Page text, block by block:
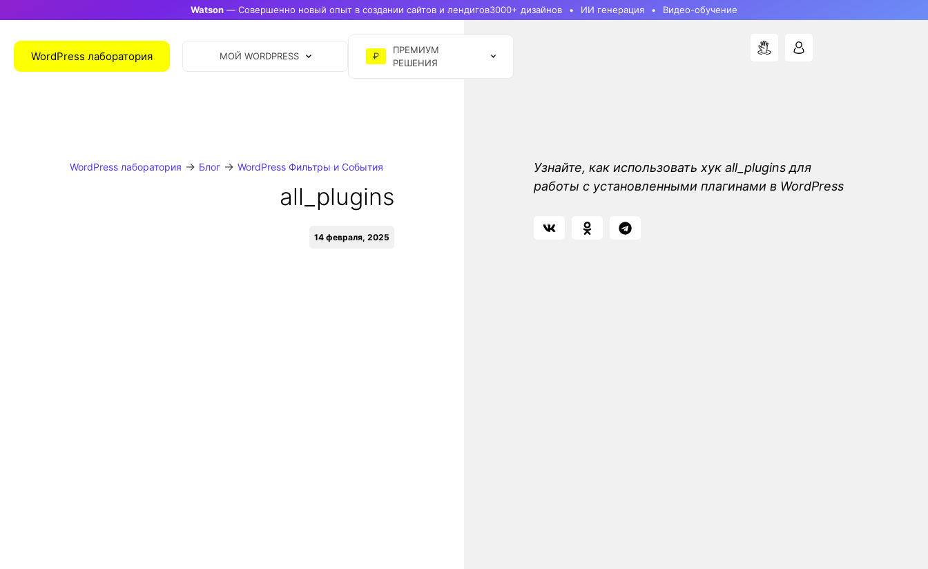
Watson — Совершенно новый опыт в создании сайтов и лендигов3000+ дизайнов ИИ генерация Видео-обучение
WordPress лаборатория МОЙ WORDPRESS ₽
ПРЕМИУМ
РЕШЕНИЯ
WordPress лаборатория → Блог→ WordPress Фильтры и События
all_plugins
14 февраля, 2025
Узнайте, как использовать хук all_plugins для
работы с установленными плагинами в WordPress